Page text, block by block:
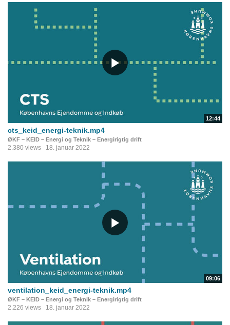
12:44
cts_keid_energi-teknik.mp4
ØKF – KEID – Energi og Teknik – Energirigtig drift
2.380 views 18. januar 2022
09:06
ventilation_keid_energi-teknik.mp4
ØKF – KEID – Energi og Teknik – Energirigtig drift
2.226 views 18. januar 2022